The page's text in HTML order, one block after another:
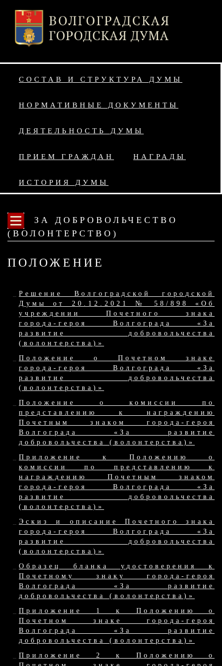
СОСТАВ И СТРУКТУРА ДУМЫ
НОРМАТИВНЫЕ ДОКУМЕНТЫ
ДЕЯТЕЛЬНОСТЬ ДУМЫ
ПРИЕМ ГРАЖДАН НАГРАДЫ
ИСТОРИЯ ДУМЫ
ЗА ДОБРОВОЛЬЧЕСТВО
(ВОЛОНТЕРСТВО)
ПОЛОЖЕНИЕ
Решение Волгоградской городской
Думы от 20.12.2021 № 58/898 «Об
учреждении Почетного знака
города-героя Волгограда «За
развитие добровольчества
(волонтерства)»
Положение о Почетном знаке
города-героя Волгограда «За
развитие добровольчества
(волонтерства)»
Положение о комиссии по
представлению к награждению
Почетным знаком города-героя
Волгограда «За развитие
добровольчества (волонтерства)»
Приложение к Положению о
комиссии по представлению к
награждению Почетным знаком
города-героя Волгограда «За
развитие добровольчества
(волонтерства)»
Эскиз и описание Почетного знака
города-героя Волгограда «За
развитие добровольчества
(волонтерства)»
Образец бланка удостоверения к
Почетному знаку города-героя
Волгограда «За развитие
добровольчества (волонтерства)»
Приложение 1 к Положению о
Почетном знаке города-героя
Волгограда «За развитие
добровольчества (волонтерства)»
Приложение 2 к Положению о